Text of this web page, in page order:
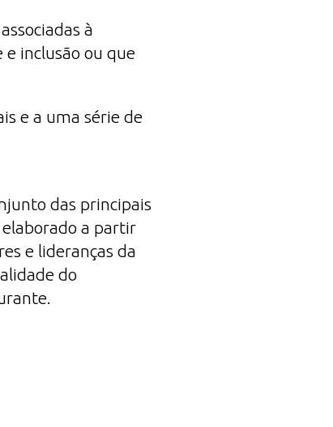
à
e inclusão ou que
e a uma série de
das principais
a partir
e lideranças da
do